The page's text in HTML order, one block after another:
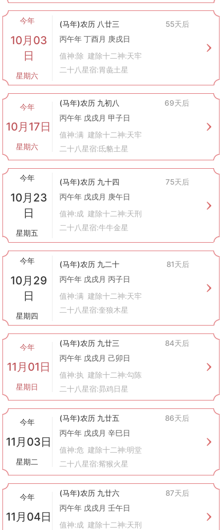
今年
10月03
日
星期六
(马年)农历 八廿三
55天后
丙午年 丁酉月 庚戌日
值神:除 建除十二神:天牢
二十八星宿:胃彘土星
今年
10月17日
星期六
(马年)农历 九初八
69天后
丙午年 戊戌月 甲子日
值神:满 建除十二神:天牢
二十八星宿:氐貉土星
今年
10月23
日
星期五
(马年)农历 九十四
75天后
丙午年 戊戌月 庚午日
值神:成 建除十二神:天刑
二十八星宿:牛牛金星
今年
10月29
日
星期四
(马年)农历 九二十
81天后
丙午年 戊戌月 丙子日
值神:满 建除十二神:天牢
二十八星宿:奎狼木星
今年
11月01日
星期日
(马年)农历 九廿三
84天后
丙午年 戊戌月 己卯日
值神:执 建除十二神:勾陈
二十八星宿:昴鸡日星
今年
11月03日
星期二
(马年)农历 九廿五
86天后
丙午年 戊戌月 辛巳日
值神:危 建除十二神:明堂
二十八星宿:觜猴火星
今年
11月04日
(马年)农历 九廿六
87天后
丙午年 戊戌月 壬午日
值神:成 建除十二神:天刑